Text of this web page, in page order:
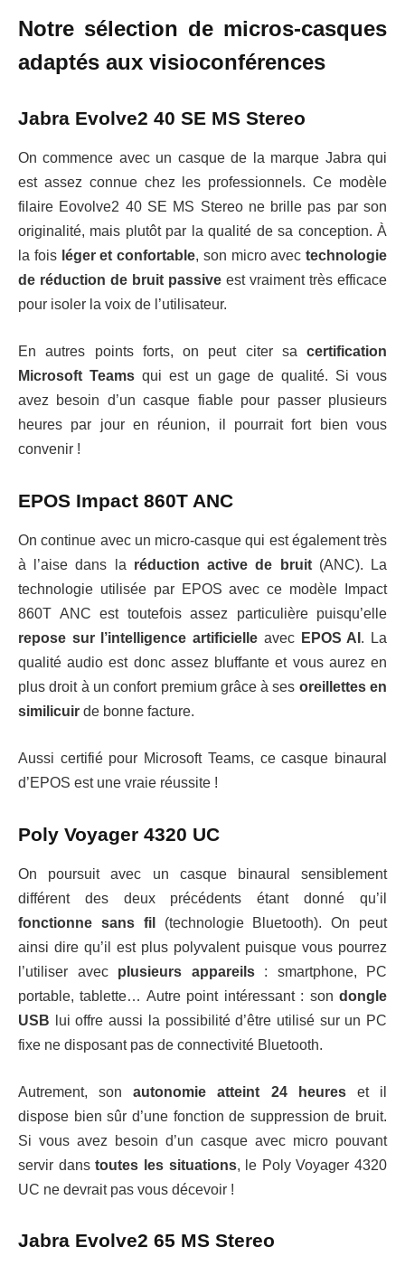
Notre sélection de micros-casques
adaptés aux visioconférences
Jabra Evolve2 40 SE MS Stereo
On commence avec un casque de la marque Jabra qui
est assez connue chez les professionnels. Ce modèle
filaire Eovolve2 40 SE MS Stereo ne brille pas par son
originalité, mais plutôt par la qualité de sa conception. À
la fois léger et confortable, son micro avec technologie
de réduction de bruit passive est vraiment très efficace
pour isoler la voix de l’utilisateur.
En autres points forts, on peut citer sa certification
Microsoft Teamsqui est un gage de qualité. Si vous
avez besoin d’un casque fiable pour passer plusieurs
heures par jour en réunion, il pourrait fort bien vous
convenir !
EPOS Impact 860T ANC
On continue avec un micro-casque qui est également très
à l’aise dans la réduction active de bruit(ANC). La
technologie utilisée par EPOS avec ce modèle Impact
860T ANC est toutefois assez particulière puisqu’elle
repose sur l’intelligence artificielle avec EPOS AI . La
qualité audio est donc assez bluffante et vous aurez en
plus droit à un confort premium grâce à ses oreillettes en
similicuir de bonne facture.
Aussi certifié pour Microsoft Teams, ce casque binaural
d’EPOS est une vraie réussite !
Poly Voyager 4320 UC
On poursuit avec un casque binaural sensiblement
différent des deux précédents étant donné qu’il
fonctionne sans fil
(technologie Bluetooth). On peut
ainsi dire qu’il est plus polyvalent puisque vous pourrez
l’utiliser avec plusieurs appareils: smartphone, PC
portable, tablette… Autre point intéressant : son dongle
USB lui offre aussi la possibilité d’être utilisé sur un PC
fixe ne disposant pas de connectivité Bluetooth.
Autrement, sonautonomie atteint 24 heureset il
dispose bien sûr d’une fonction de suppression de bruit.
Si vous avez besoin d’un casque avec micro pouvant
servir danstoutes les situations, le Poly Voyager 4320
UC ne devrait pas vous décevoir !
Jabra Evolve2 65 MS Stereo